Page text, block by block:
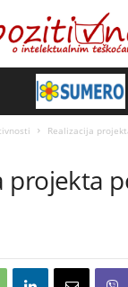
Realizacija
projekta